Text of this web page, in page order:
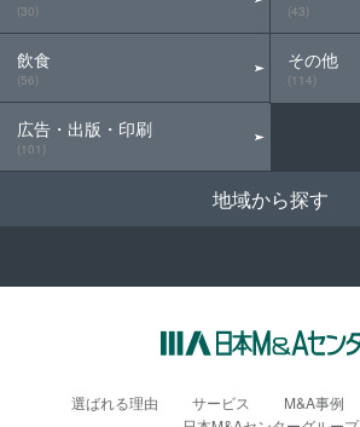
(30)
飲食
(56)
広告・出版・印刷
(101)
(43)
その他
(114)
地域から探す
選ばれる理由 サービス M&A事例